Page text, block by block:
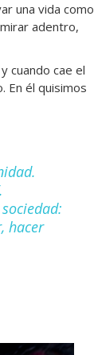
una vida como
adentro,
cuando cae el
En él quisimos
hacer